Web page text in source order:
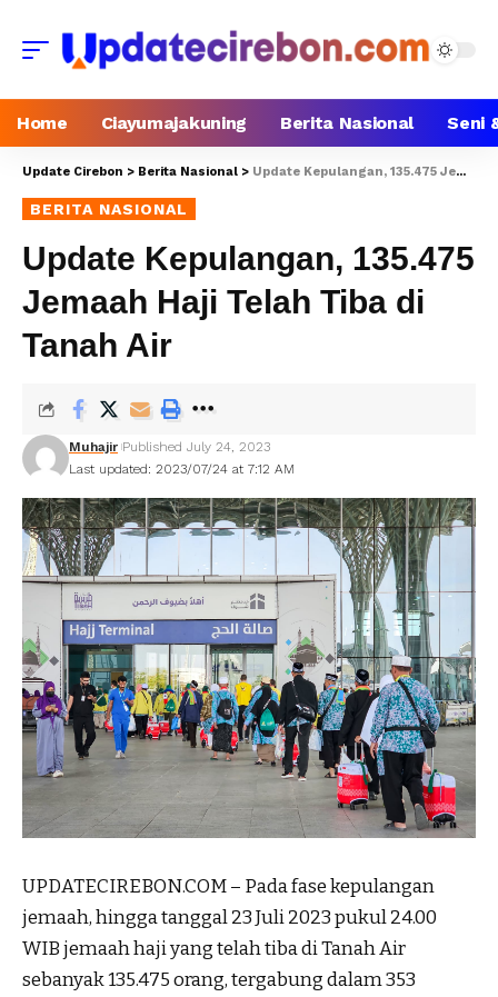
Home Ciayumajakuning Berita Nasional Seni
Update Cirebon > Berita Nasional > Update Kepulangan, 135.475 Jemaah Haji Telah Tiba di Tanah Air
BERITA NASIONAL
Update Kepulangan, 135.475
Jemaah Haji Telah Tiba di
Tanah Air
Last updated: 2023/07/24 at 7:12 AM
Muhajir Published July 24, 2023
UPDATECIREBON.COM – Pada fase kepulangan
jemaah, hingga tanggal 23 Juli 2023 pukul 24.00
WIB jemaah haji yang telah tiba di Tanah Air
sebanyak 135.475 orang, tergabung dalam 353